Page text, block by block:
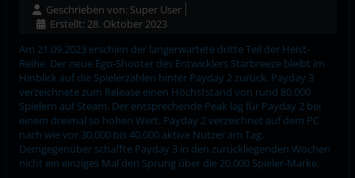
Geschrieben von: Super User
Erstellt: 28. Oktober 2023
Am 21.09.2023 erschien der langerwartete dritte Teil der Heist-
Reihe. Der neue Ego-Shooter des Entwicklers Starbreeze bleibt im
Hinblick auf die Spielerzahlen hinter Payday 2 zurück. Payday 3
verzeichnete zum Release einen Höchststand von rund 80.000
Spielern auf Steam. Der entsprechende Peak lag für Payday 2 bei
einem dreimal so hohen Wert. Payday 2 verzeichnet auf dem PC
nach wie vor 30.000 bis 40.000 aktive Nutzer am Tag.
Demgegenüber schaffte Payday 3 in den zurückliegenden Wochen
nicht ein einziges Mal den Sprung über die 20.000 Spieler-Marke.